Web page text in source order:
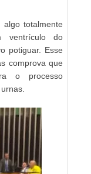
totalmente
ventrículo do
potiguar. Esse
comprova que
o processo